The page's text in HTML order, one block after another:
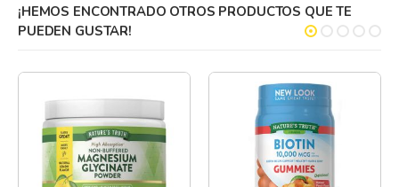
¡HEMOS ENCONTRADO OTROS PRODUCTOS QUE TE
PUEDEN GUSTAR!